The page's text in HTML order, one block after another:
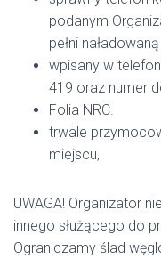
podanym
pełni
wpisany w
419 oraz numer
Folia NRC.
trwale
miejscu,
UWAGA! Organizator
innego służącego do
Ograniczamy ślad